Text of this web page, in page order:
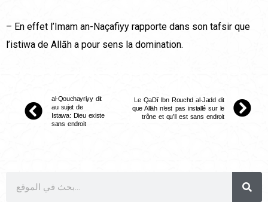
– En effet l’Imam an-Naçafiyy rapporte dans son tafsir que
l’istiwa de Allāh a pour sens la domination.
al-Qouchayriyy dit
au sujet de
Istawa: Dieu existe
sans endroit
Le QaDî Ibn Rouchd al-Jadd dit
que Allāh n’est pas installé sur le
trône et qu’Il est sans endroit